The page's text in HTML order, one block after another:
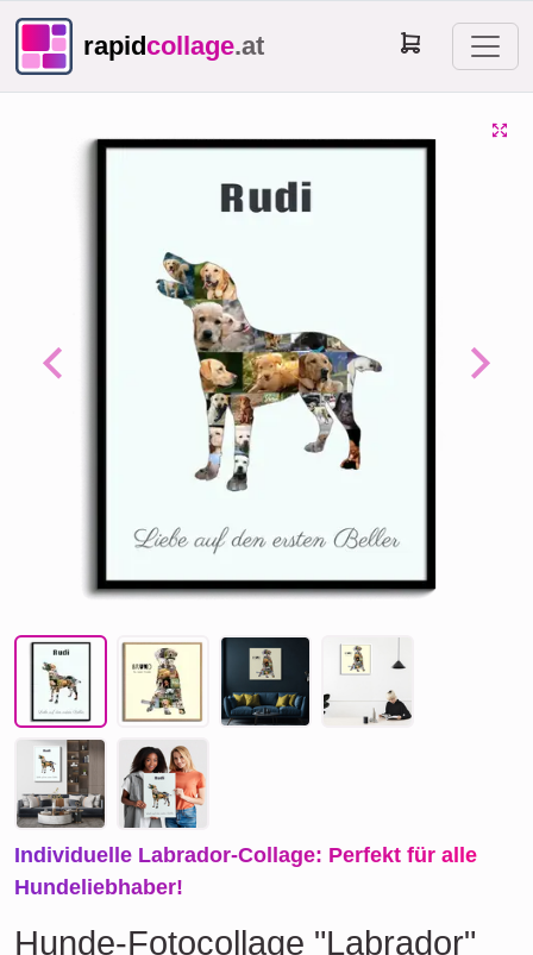
rapidcollage.at
Previous Next
Individuelle Labrador-Collage: Perfekt für alle
Hundeliebhaber!
Hunde-Fotocollage "Labrador"